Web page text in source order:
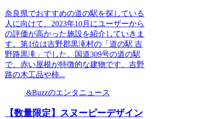
奈良県でおすすめの道の駅を探している
人に向けて、2023年10月にユーザーから
の評価が高かった施設を紹介していきま
す。第1位は吉野郡黒滝村の「道の駅 吉
野路黒滝」でした。国道309号の道の駅
で、赤い屋根が特徴的な建物です。吉野
路の木工品や柿...
&Buzzのエンタニュース
【数量限定】スヌーピーデザイン